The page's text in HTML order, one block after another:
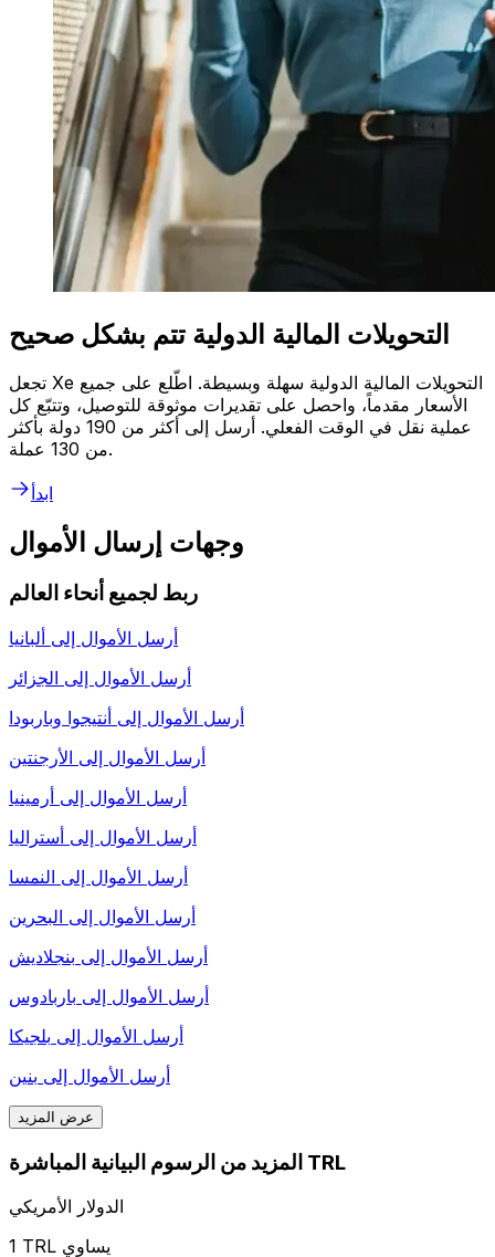
التحويلات المالية الدولية تتم بشكل صحيح
تجعل Xe التحويلات المالية الدولية سهلة وبسيطة. اطّلع على جميع
الأسعار مقدماً، واحصل على تقديرات موثوقة للتوصيل، وتتبّع كل
عملية نقل في الوقت الفعلي. أرسل إلى أكثر من 190 دولة بأكثر
من 130 عملة.
ابدأ
وجهات إرسال الأموال
ربط لجميع أنحاء العالم
أرسل الأموال إلى ألبانيا
أرسل الأموال إلى الجزائر
أرسل الأموال إلى أنتيجوا وباربودا
أرسل الأموال إلى الأرجنتين
أرسل الأموال إلى أرمينيا
أرسل الأموال إلى أستراليا
أرسل الأموال إلى النمسا
أرسل الأموال إلى البحرين
أرسل الأموال إلى بنجلاديش
أرسل الأموال إلى باربادوس
أرسل الأموال إلى بلجيكا
أرسل الأموال إلى بنين
عرض المزيد
المزيد من الرسوم البيانية المباشرة TRL
الدولار الأمريكي
1 TRL يساوي